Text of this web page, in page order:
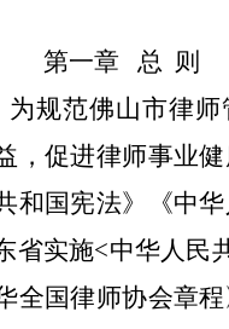
第一章 总 则
为规范佛山市律
，促进律师事业
和国宪法》《中
省实施<中华人民
全国律师协会章